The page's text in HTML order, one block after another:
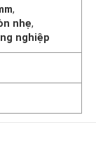
,
nhẹ,
nghiệp